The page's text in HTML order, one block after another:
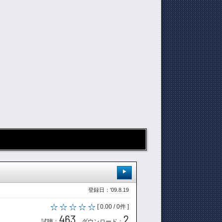
登録日：'09.8.19
[ 0.00 / 0件 ]
463 2